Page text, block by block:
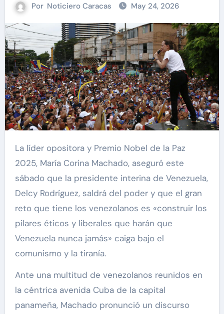
Por Noticiero Caracas May 24, 2026
La líder opositora y Premio Nobel de la Paz
2025, María Corina Machado, aseguró este
sábado que la presidente interina de Venezuela,
Delcy Rodríguez, saldrá del poder y que el gran
reto que tiene los venezolanos es «construir los
pilares éticos y liberales que harán que
Venezuela nunca jamás» caiga bajo el
comunismo y la tiranía.
Ante una multitud de venezolanos reunidos en
la céntrica avenida Cuba de la capital
panameña, Machado pronunció un discurso